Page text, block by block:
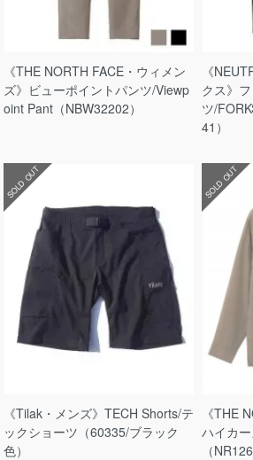
《THE NORTH FACE・ウィメン
ズ》ビューポイントパンツ/Viewp
oint Pant（NBW32202）
《
クス》
ツ/
41）
SOLD OUT
《Tilak・メンズ》TECH Shorts/テ
ックショーツ（60335/ブラック
色）
SOLD OUT
《THE
ハイカ
（